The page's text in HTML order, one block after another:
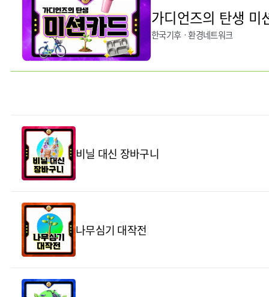
가디언즈의 탄생 미
한국기후ㆍ환경네트워크
비닐 대신 장바구니
나무심기 대작전